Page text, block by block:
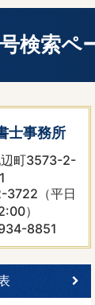
検索ペ
士事務所
辺町3573-2-
3722（平日
）
8851